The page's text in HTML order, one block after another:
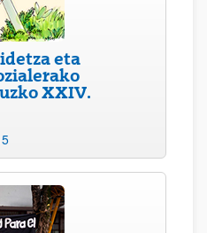
eta
XXIV.